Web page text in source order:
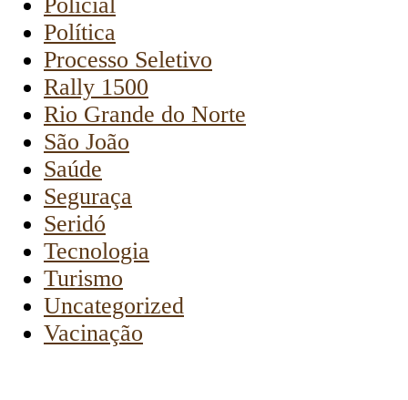
Policial
Política
Processo Seletivo
Rally 1500
Rio Grande do Norte
São João
Saúde
Seguraça
Seridó
Tecnologia
Turismo
Uncategorized
Vacinação